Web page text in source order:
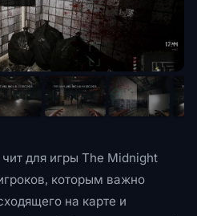
для игры The Midnight
которым важно
на карте и